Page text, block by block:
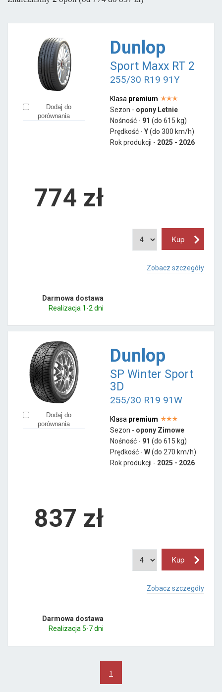
Dodaj do
porównania
Dunlop
Sport Maxx RT 2
255/30 R19 91Y
Klasa premium
Sezon - opony Letnie
Nośność - 91 (do 615 kg)
Prędkość - Y(do 300 km/h)
Rok produkcji - 2025 - 2026
774 zł
Zobacz szczegóły
Darmowa dostawa
Realizacja 1-2 dni
Dodaj do
porównania
Dunlop
SP Winter Sport
3D
255/30 R19 91W
Klasa premium
Sezon - opony Zimowe
Nośność - 91 (do 615 kg)
Prędkość - W(do 270 km/h)
Rok produkcji - 2025 - 2026
837 zł
Zobacz szczegóły
Darmowa dostawa
Realizacja 5-7 dni
1